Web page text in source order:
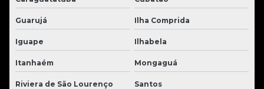
Guarujá Ilha Comprida
Iguape Ilhabela
Itanhaém Mongaguá
Riviera de São Lourenço Santos